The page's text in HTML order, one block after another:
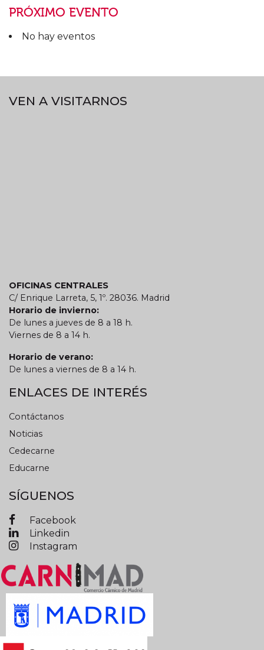
PRÓXIMO EVENTO
No hay eventos
VEN A VISITARNOS
OFICINAS CENTRALES
C/ Enrique Larreta, 5, 1º. 28036. Madrid
Horario de invierno:
De lunes a jueves de 8 a 18 h.
Viernes de 8 a 14 h.
Horario de verano:
De lunes a viernes de 8 a 14 h.
ENLACES DE INTERÉS
Contáctanos
Noticias
Cedecarne
Educarne
SÍGUENOS
Facebook
Linkedin
Instagram